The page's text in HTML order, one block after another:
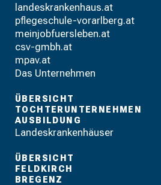
landeskrankenhaus.at
pflegeschule-vorarlberg.at
meinjobfuersleben.at
csv-gmbh.at
mpav.at
Das Unternehmen
ÜBERSICHT
TOCHTERUNTERNEHMEN
AUSBILDUNG
Landeskrankenhäuser
ÜBERSICHT
FELDKIRCH
BREGENZ